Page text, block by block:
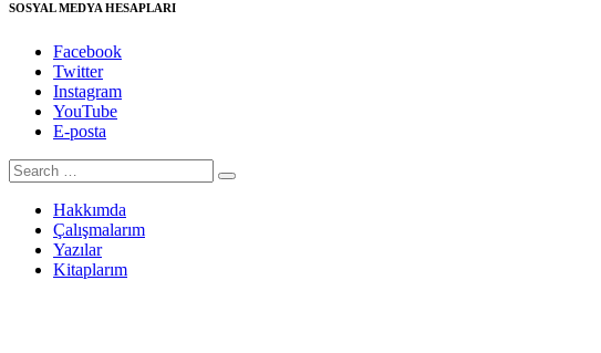
SOSYAL MEDYA HESAPLARI
Facebook
Twitter
Instagram
YouTube
E-posta
Hakkımda
Çalışmalarım
Yazılar
Kitaplarım